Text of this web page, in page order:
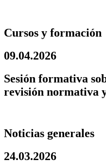
Cursos y formación
09.04.2026
Sesión formativa
revisión normativa
Noticias generales
24.03.2026